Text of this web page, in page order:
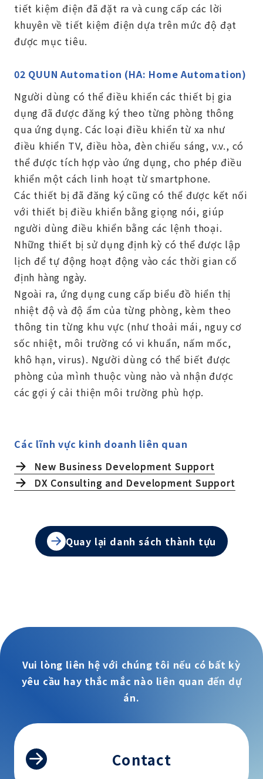
tiết kiệm điện đã đặt ra và cung cấp các lời
khuyên về tiết kiệm điện dựa trên mức độ đạt
được mục tiêu.
02 QUUN Automation (HA: Home Automation)
Người dùng có thể điều khiển các thiết bị gia
dụng đã được đăng ký theo từng phòng thông
qua ứng dụng. Các loại điều khiển từ xa như
điều khiển TV, điều hòa, đèn chiếu sáng, v.v., có
thể được tích hợp vào ứng dụng, cho phép điều
khiển một cách linh hoạt từ smartphone.
Các thiết bị đã đăng ký cũng có thể được kết nối
với thiết bị điều khiển bằng giọng nói, giúp
người dùng điều khiển bằng các lệnh thoại.
Những thiết bị sử dụng định kỳ có thể được lập
lịch để tự động hoạt động vào các thời gian cố
định hàng ngày.
Ngoài ra, ứng dụng cung cấp biểu đồ hiển thị
nhiệt độ và độ ẩm của từng phòng, kèm theo
thông tin từng khu vực (như thoải mái, nguy cơ
sốc nhiệt, môi trường có vi khuẩn, nấm mốc,
khô hạn, virus). Người dùng có thể biết được
phòng của mình thuộc vùng nào và nhận được
các gợi ý cải thiện môi trường phù hợp.
Các lĩnh vực kinh doanh liên quan
New Business Development Support
DX Consulting and Development Support
Quay lại danh sách thành tựu
Vui lòng liên hệ với chúng tôi nếu có bất kỳ
yêu cầu hay thắc mắc nào liên quan đến dự
án.
Contact